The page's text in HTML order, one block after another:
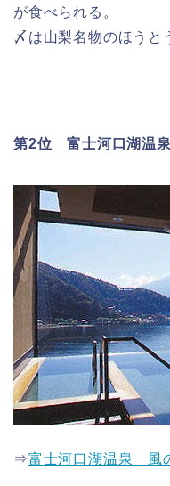
が食べられる。
〆は山梨名物のほうと
第2位 富士河口湖温
⇒富士河口湖温泉 風